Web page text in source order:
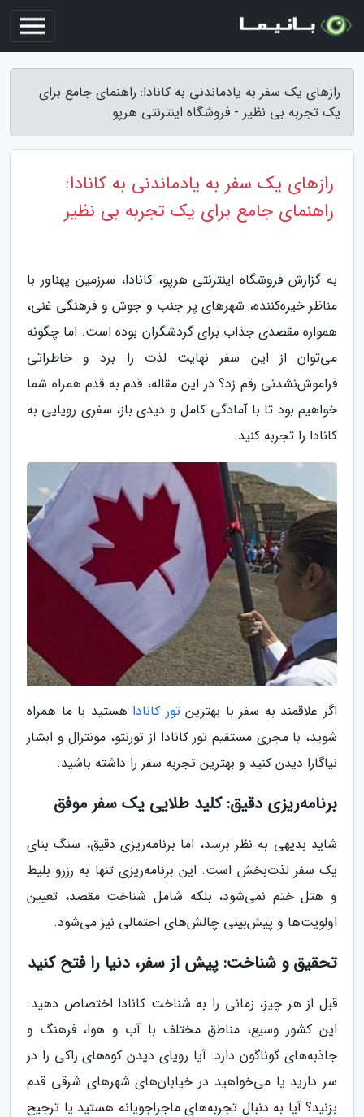
رازهای یک سفر به یادماندنی به کانادا: راهنمای جامع برای
یک تجربه بی نظیر - فروشگاه اینترنتی هرپو
رازهای یک سفر به یادماندنی به کانادا:
راهنمای جامع برای یک تجربه بی نظیر
به گزارش فروشگاه اینترنتی هرپو،کانادا، سرزمین پهناور با
مناظر خیره‌کننده، شهرهای پر جنب و جوش و فرهنگی غنی،
همواره مقصدی جذاب برای گردشگران بوده است. اما چگونه
می‌توان از این سفر نهایت لذت را برد و خاطراتی
فراموش‌نشدنی رقم زد؟ در این مقاله، قدم به قدم همراه شما
خواهیم بود تا با آمادگی کامل و دیدی باز، سفری رویایی به
کانادا را تجربه کنید.
اگر علاقمند به سفر با بهترینتور کانادا هستید با ما همراه
شوید، با مجری مستقیم تور کانادا از تورنتو، مونترال و ابشار
نیاگارا دیدن کنید و بهترین تجربه سفر را داشته باشید.
برنامه‌ریزی دقیق: کلید طلایی یک سفر موفق
شاید بدیهی به نظر برسد، اما برنامه‌ریزی دقیق، سنگ بنای
یک سفر لذت‌بخش است. این برنامه‌ریزی تنها به رزرو بلیط
و هتل ختم نمی‌شود، بلکه شامل شناخت مقصد، تعیین
اولویت‌ها و پیش‌بینی چالش‌های احتمالی نیز می‌شود.
تحقیق و شناخت: پیش از سفر، دنیا را فتح کنید
قبل از هر چیز، زمانی را به شناخت کانادا اختصاص دهید.
این کشور وسیع، مناطق مختلف با آب و هوا، فرهنگ و
جاذبه‌های گوناگون دارد. آیا رویای دیدن کوه‌های راکی را در
سر دارید یا می‌خواهید در خیابان‌های شهرهای شرقی قدم
بزنید؟ آیا به دنبال تجربه‌های ماجراجویانه هستید یا ترجیح